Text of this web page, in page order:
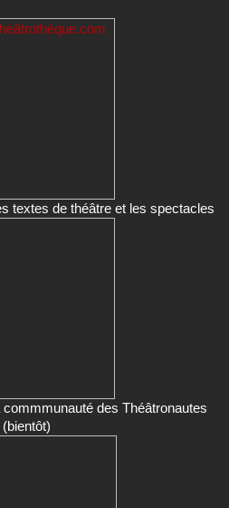
textes de théâtre et les spectacles
des Théâtronautes
(bientôt)